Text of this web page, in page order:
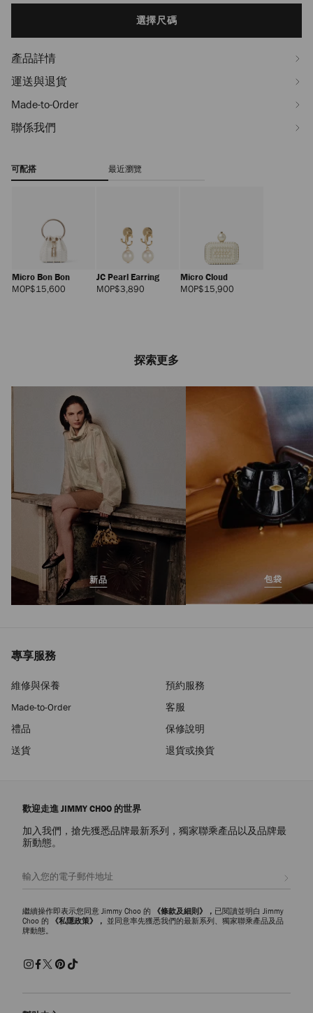
to
選擇尺碼
產品詳情
運送與退貨
Made-to-Order
聯係我們
可配搭 最近瀏覽
Micro Bon Bon
MOP$15,600
JC Pearl Earring
MOP$3,890正
Micro Cloud
MOP$15,900
MOP$7,990正
價
探索更多
新品 包袋
專享服務
維修與保養
預約服務
Made-to-Order
客服
禮品
保修說明
送貨
退貨或換貨
歡迎走進 JIMMY CHOO 的世界
加入我們，搶先獲悉品牌最新系列，獨家聯乘產品以及品牌最
新動態。
繼續操作即表示您同意 Jimmy Choo 的 《條款及細則》， 已閱讀並明白 Jimmy
Choo 的
《私隱政策》， 並同意率先獲悉我們的最新系列、獨家聯乘產品及品
牌動態。